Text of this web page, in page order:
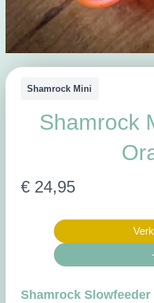
Shamrock Mini
Shamrock
N
€ 24,95
Shamrock